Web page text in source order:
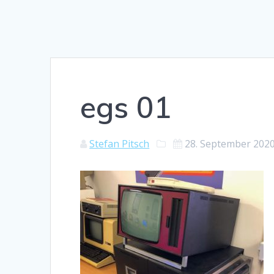
egs 01
Stefan Pitsch 28. September 2020